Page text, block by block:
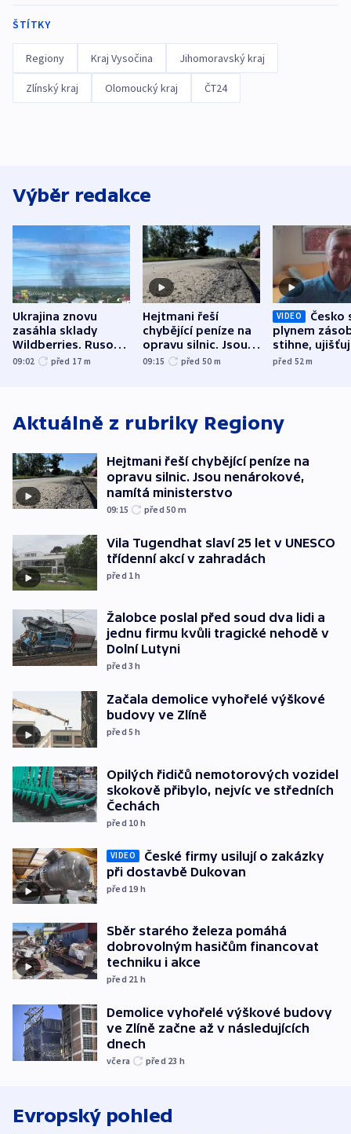
ŠTÍTKY
Regiony Kraj Vysočina Jihomoravský kraj
Zlínský kraj Olomoucký kraj ČT24
Výběr redakce
Ukrajina znovu
zasáhla sklady
Wildberries. Rusové
útočili v Charkovské
09:02 před 17 m
Hejtmani řeší
chybějící peníze na
opravu silnic. Jsou
nenárokové, namítá
09:15 před 50 m
VIDEO
Česko
plynem
stihne,
expert.
před 52m
Aktuálně z rubriky Regiony
Hejtmani řeší chybějící peníze na
opravu silnic. Jsou nenárokové,
namítá ministerstvo
09:15 před 50 m
Vila Tugendhat slaví 25 let v UNESCO
třídenní akcí v zahradách
před 1h
Žalobce poslal před soud dva lidi a
jednu firmu kvůli tragické nehodě v
Dolní Lutyni
před 3h
Začala demolice vyhořelé výškové
budovy ve Zlíně
před 5h
Opilých řidičů nemotorových vozidel
skokově přibylo, nejvíc ve středních
Čechách
před 10 h
VIDEO
České firmy usilují o zakázky
při dostavbě Dukovan
před 19 h
Sběr starého železa pomáhá
dobrovolným hasičům financovat
techniku i akce
před 21 h
Demolice vyhořelé výškové budovy
ve Zlíně začne až v následujících
dnech
včera před 23 h
Evropský pohled